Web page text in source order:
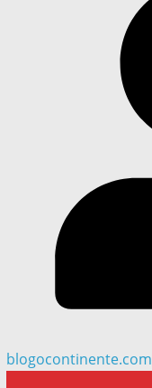
blogocontinente.com